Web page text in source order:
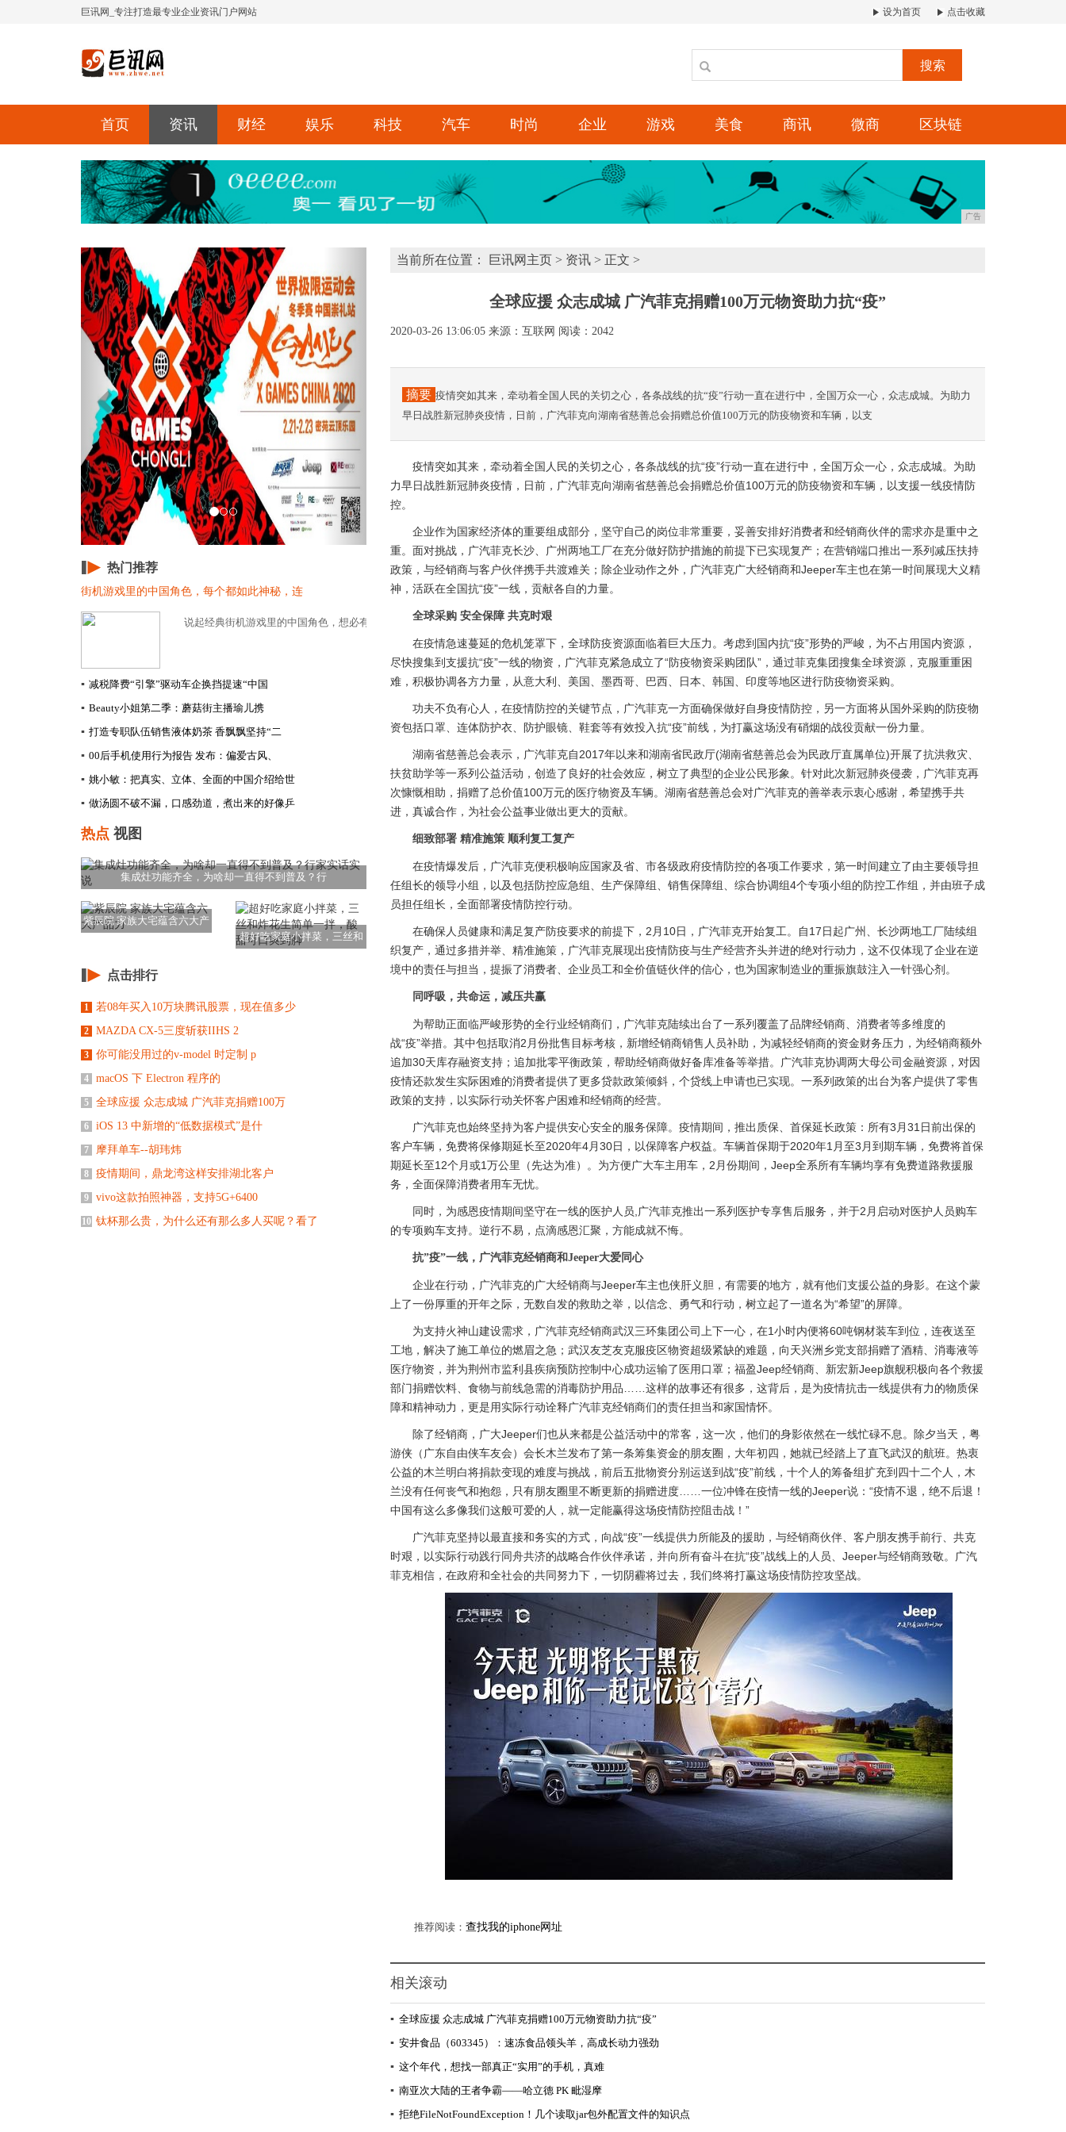
巨讯网_专注打造最专业企业资讯门户网站 设为首页 点击收藏
搜索
首页 资讯 财经 娱乐 科技 汽车 时尚 企业 游戏 美食 商讯 微商 区块链
广告
Previous
热门推荐
街机游戏里的中国角色，每个都如此神秘，连
说起经典街机游戏里的中国角色，想必有两个游戏已经浮现在了大家的脑海中，它们就...
▪ 减税降费“引擎”驱动车企换挡提速​“中国
▪ Beauty小姐第二季：蘑菇街主播瑜儿携
▪ 打造专职队伍销售液体奶茶 香飘飘坚持“二
▪ 00后手机使用行为报告 发布：偏爱古风、
▪ 姚小敏：把真实、立体、全面的中国介绍给世
▪ 做汤圆不破不漏，口感劲道，煮出来的好像乒
热点 视图
集成灶功能齐全，为啥却一直得不到普及？行
紫辰院 家族大宅蕴含六大产
超好吃家庭小拌菜，三丝和
点击排行
1 若08年买入10万块腾讯股票，现在值多少
2 MAZDA CX-5三度斩获IIHS 2
3 你可能没用过的v-model 时定制 p
4 macOS 下 Electron 程序的
5 全球应援 众志成城 广汽菲克捐赠100万
6 iOS 13 中新增的“低数据模式”是什
7 摩拜单车--胡玮炜
8 疫情期间，鼎龙湾这样安排湖北客户
9 vivo这款拍照神器，支持5G+6400
10 钛杯那么贵，为什么还有那么多人买呢？看了
当前所在位置： 巨讯网主页 > 资讯 > 正文 >
全球应援 众志成城 广汽菲克捐赠100万元物资助力抗“疫”
2020-03-26 13:06:05 来源：互联网 阅读：2042
摘要 疫情突如其来，牵动着全国人民的关切之心，各条战线的抗“疫”行动一直在进行中，全国万众一心，众志成城。为助力
早日战胜新冠肺炎疫情，日前，广汽菲克向湖南省慈善总会捐赠总价值100万元的防疫物资和车辆，以支
疫情突如其来，牵动着全国人民的关切之心，各条战线的抗“疫”行动一直在进行中，全国万众一心，众志成城。为助
力早日战胜新冠肺炎疫情，日前，广汽菲克向湖南省慈善总会捐赠总价值100万元的防疫物资和车辆，以支援一线疫情防
控。
企业作为国家经济体的重要组成部分，坚守自己的岗位非常重要，妥善安排好消费者和经销商伙伴的需求亦是重中之
重。面对挑战，广汽菲克长沙、广州两地工厂在充分做好防护措施的前提下已实现复产；在营销端口推出一系列减压扶持
政策，与经销商与客户伙伴携手共渡难关；除企业动作之外，广汽菲克广大经销商和Jeeper车主也在第一时间展现大义精
神，活跃在全国抗“疫”一线，贡献各自的力量。
全球采购 安全保障 共克时艰
在疫情急速蔓延的危机笼罩下，全球防疫资源面临着巨大压力。考虑到国内抗“疫”形势的严峻，为不占用国内资源，
尽快搜集到支援抗“疫”一线的物资，广汽菲克紧急成立了“防疫物资采购团队”，通过菲克集团搜集全球资源，克服重重困
难，积极协调各方力量，从意大利、美国、墨西哥、巴西、日本、韩国、印度等地区进行防疫物资采购。
功夫不负有心人，在疫情防控的关键节点，广汽菲克一方面确保做好自身疫情防控，另一方面将从国外采购的防疫物
资包括口罩、连体防护衣、防护眼镜、鞋套等有效投入抗“疫”前线，为打赢这场没有硝烟的战役贡献一份力量。
湖南省慈善总会表示，广汽菲克自2017年以来和湖南省民政厅(湖南省慈善总会为民政厅直属单位)开展了抗洪救灾、
扶贫助学等一系列公益活动，创造了良好的社会效应，树立了典型的企业公民形象。针对此次新冠肺炎侵袭，广汽菲克再
次慷慨相助，捐赠了总价值100万元的医疗物资及车辆。湖南省慈善总会对广汽菲克的善举表示衷心感谢，希望携手共
进，真诚合作，为社会公益事业做出更大的贡献。
细致部署 精准施策 顺利复工复产
在疫情爆发后，广汽菲克便积极响应国家及省、市各级政府疫情防控的各项工作要求，第一时间建立了由主要领导担
任组长的领导小组，以及包括防控应急组、生产保障组、销售保障组、综合协调组4个专项小组的防控工作组，并由班子成
员担任组长，全面部署疫情防控行动。
在确保人员健康和满足复产防疫要求的前提下，2月10日，广汽菲克开始复工。自17日起广州、长沙两地工厂陆续组
织复产，通过多措并举、精准施策，广汽菲克展现出疫情防疫与生产经营齐头并进的绝对行动力，这不仅体现了企业在逆
境中的责任与担当，提振了消费者、企业员工和全价值链伙伴的信心，也为国家制造业的重振旗鼓注入一针强心剂。
同呼吸，共命运，减压共赢
为帮助正面临严峻形势的全行业经销商们，广汽菲克陆续出台了一系列覆盖了品牌经销商、消费者等多维度的
战“疫”举措。其中包括取消2月份批售目标考核，新增经销商销售人员补助，为减轻经销商的资金财务压力，为经销商额外
追加30天库存融资支持；追加批零平衡政策，帮助经销商做好备库准备等举措。广汽菲克协调两大母公司金融资源，对因
疫情还款发生实际困难的消费者提供了更多贷款政策倾斜，个贷线上申请也已实现。一系列政策的出台为客户提供了零售
政策的支持，以实际行动关怀客户困难和经销商的经营。
广汽菲克也始终坚持为客户提供安心安全的服务保障。疫情期间，推出质保、首保延长政策：所有3月31日前出保的
客户车辆，免费将保修期延长至2020年4月30日，以保障客户权益。车辆首保期于2020年1月至3月到期车辆，免费将首保
期延长至12个月或1万公里（先达为准）。为方便广大车主用车，2月份期间，Jeep全系所有车辆均享有免费道路救援服
务，全面保障消费者用车无忧。
同时，为感恩疫情期间坚守在一线的医护人员,广汽菲克推出一系列医护专享售后服务，并于2月启动对医护人员购车
的专项购车支持。逆行不易，点滴感恩汇聚，方能成就不悔。
抗”疫”一线，广汽菲克经销商和Jeeper大爱同心
企业在行动，广汽菲克的广大经销商与Jeeper车主也侠肝义胆，有需要的地方，就有他们支援公益的身影。在这个蒙
上了一份厚重的开年之际，无数自发的救助之举，以信念、勇气和行动，树立起了一道名为“希望”的屏障。
为支持火神山建设需求，广汽菲克经销商武汉三环集团公司上下一心，在1小时内便将60吨钢材装车到位，连夜送至
工地，解决了施工单位的燃眉之急；武汉友芝友克服疫区物资超级紧缺的难题，向天兴洲乡党支部捐赠了酒精、消毒液等
医疗物资，并为荆州市监利县疾病预防控制中心成功运输了医用口罩；福盈Jeep经销商、新宏新Jeep旗舰积极向各个救援
部门捐赠饮料、食物与前线急需的消毒防护用品……这样的故事还有很多，这背后，是为疫情抗击一线提供有力的物质保
障和精神动力，更是用实际行动诠释广汽菲克经销商们的责任担当和家国情怀。
除了经销商，广大Jeeper们也从来都是公益活动中的常客，这一次，他们的身影依然在一线忙碌不息。除夕当天，粤
游侠（广东自由侠车友会）会长木兰发布了第一条筹集资金的朋友圈，大年初四，她就已经踏上了直飞武汉的航班。热衷
公益的木兰明白将捐款变现的难度与挑战，前后五批物资分别运送到战“疫”前线，十个人的筹备组扩充到四十二个人，木
兰没有任何丧气和抱怨，只有朋友圈里不断更新的捐赠进度……一位冲锋在疫情一线的Jeeper说：“疫情不退，绝不后退！
中国有这么多像我们这般可爱的人，就一定能赢得这场疫情防控阻击战！”
广汽菲克坚持以最直接和务实的方式，向战“疫”一线提供力所能及的援助，与经销商伙伴、客户朋友携手前行、共克
时艰，以实际行动践行同舟共济的战略合作伙伴承诺，并向所有奋斗在抗“疫”战线上的人员、Jeeper与经销商致敬。广汽
菲克相信，在政府和全社会的共同努力下，一切阴霾将过去，我们终将打赢这场疫情防控攻坚战。
推荐阅读： 查找我的iphone网址
相关滚动
▪ 全球应援 众志成城 广汽菲克捐赠100万元物资助力抗“疫”
▪ 安井食品（603345）：速冻食品领头羊，高成长动力强劲
▪ 这个年代，想找一部真正“实用”的手机，真难
▪ 南亚次大陆的王者争霸——哈立德 PK 毗湿摩
▪ 拒绝FileNotFoundException！几个读取jar包外配置文件的知识点